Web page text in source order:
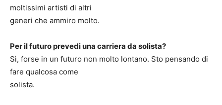
moltissimi artisti di altri
generi che ammiro molto.
Per il futuro prevedi una carriera da solista?
Sì, forse in un futuro non molto lontano. Sto pensando di
fare qualcosa come
solista.